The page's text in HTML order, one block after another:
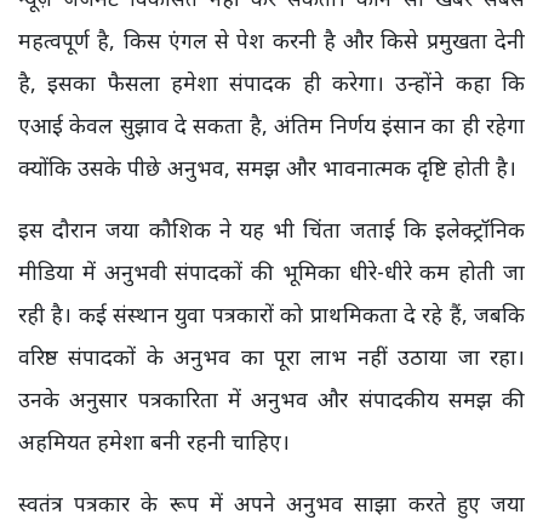
महत्वपूर्ण है, किस एंगल से पेश करनी है और किसे प्रमुखता देनी
है, इसका फैसला हमेशा संपादक ही करेगा। उन्होंने कहा कि
एआई केवल सुझाव दे सकता है, अंतिम निर्णय इंसान का ही रहेगा
क्योंकि उसके पीछे अनुभव, समझ और भावनात्मक दृष्टि होती है।
इस दौरान जया कौशिक ने यह भी चिंता जताई कि इलेक्ट्रॉनिक
मीडिया में अनुभवी संपादकों की भूमिका धीरे-धीरे कम होती जा
रही है। कई संस्थान युवा पत्रकारों को प्राथमिकता दे रहे हैं, जबकि
वरिष्ठ संपादकों के अनुभव का पूरा लाभ नहीं उठाया जा रहा।
उनके अनुसार पत्रकारिता में अनुभव और संपादकीय समझ की
अहमियत हमेशा बनी रहनी चाहिए।
स्वतंत्र पत्रकार के रूप में अपने अनुभव साझा करते हुए जया